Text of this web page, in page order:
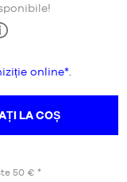
online*
LA COȘ
50 € *